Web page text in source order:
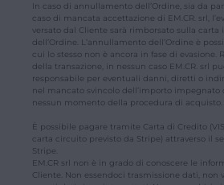
In caso di annullamento dell’Ordine, sia da
caso di mancata accettazione di EM.CR. srl,
versato dal Cliente sarà rimborsato sulla
dell’Ordine. L’annullamento dell’Ordine è
cui lo stesso non è ancora in fase di evasione.
della transazione, in nessun caso EM.CR. srl
responsabile per eventuali danni, diretti o
nel mancato svincolo dell’importo impegnato
nessun momento della procedura di acquisto.
È possibile pagare tramite Carta di Credito
carta circuito previsto da Stripe) attraverso il
Stripe.
EM.CR srl non è in grado di conoscere le
Cliente. Non essendoci trasmissione dati, non